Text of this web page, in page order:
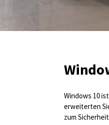
Windows 10
erweiterten
zum